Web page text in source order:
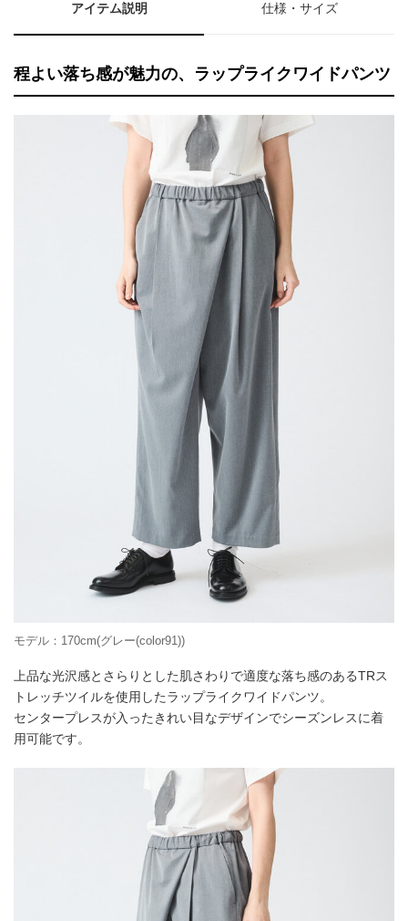
アイテム説明 仕様・サイズ
程よい落ち感が魅力の、ラップライクワイドパンツ
モデル：170cm(グレー(color91))
上品な光沢感とさらりとした肌さわりで適度な落ち感のあるTRス
トレッチツイルを使用したラップライクワイドパンツ。
センタープレスが入ったきれい目なデザインでシーズンレスに着
用可能です。